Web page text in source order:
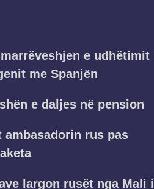
e udhëtimit
me Spanjën
e daljes në pension
ambasadorin rus pas
largon rusët nga Mali i